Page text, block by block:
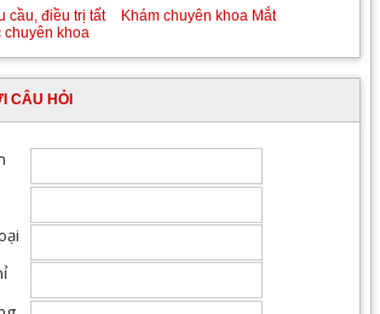
cầu, điều trị tất
chuyên khoa
Khám chuyên khoa Mắt
CÂU HỎI